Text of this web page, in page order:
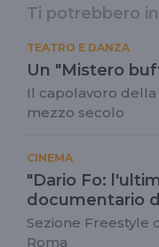
Ti potrebbero
TEATRO E DANZA
Un "Mistero
Il capolavoro della coppia Fo -
mezzo secolo
CINEMA
"Dario Fo:
documentario
Sezione Freestyle
Roma